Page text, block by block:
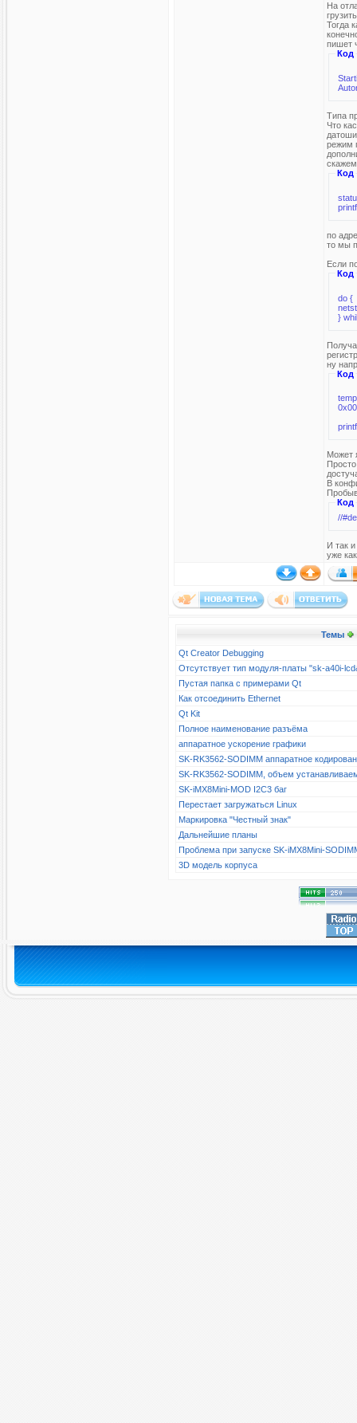
На
Тогда
пишет
Код
Типа
Что
режим
Код
по
то мы
Если
Код
do {
}
ну
Код
temp = readl((ATMEL_BASE_EMAC0+0x30)); //Interrupt Mask Register
Может
В
Код
//
И так
уже
Темы
Qt Creator Debugging
Отсутствует тип модуля-платы "sk-a40i-
Пустая папка с примерами Qt
Как отсоединить Ethernet
Qt Kit
Полное наименование разъёма
аппаратное ускорение графики
SK-RK3562-SODIMM аппаратное
SK-RK3562-SODIMM, объем
SK-iMX8Mini-MOD I2C3 баг
Перестает загружаться Linux
Маркировка "Честный знак"
Дальнейшие планы
Проблема при запуске SK-iMX8Mini-
3D модель корпуса